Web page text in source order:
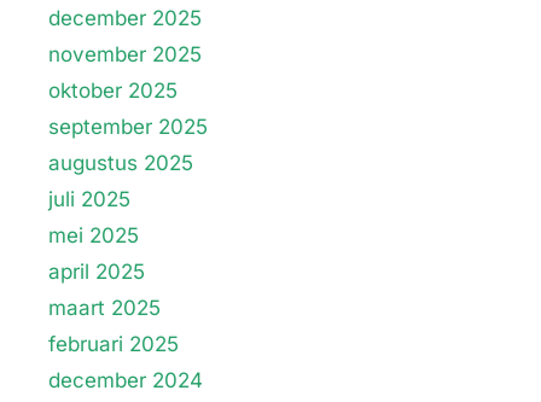
december 2025
november 2025
oktober 2025
september 2025
augustus 2025
juli 2025
mei 2025
april 2025
maart 2025
februari 2025
december 2024